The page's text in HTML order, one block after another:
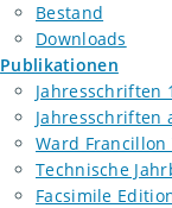
Bestand
Downloads
Publikationen
Jahresschriften
Jahresschriften
Ward Francillon
Technische
Facsimile